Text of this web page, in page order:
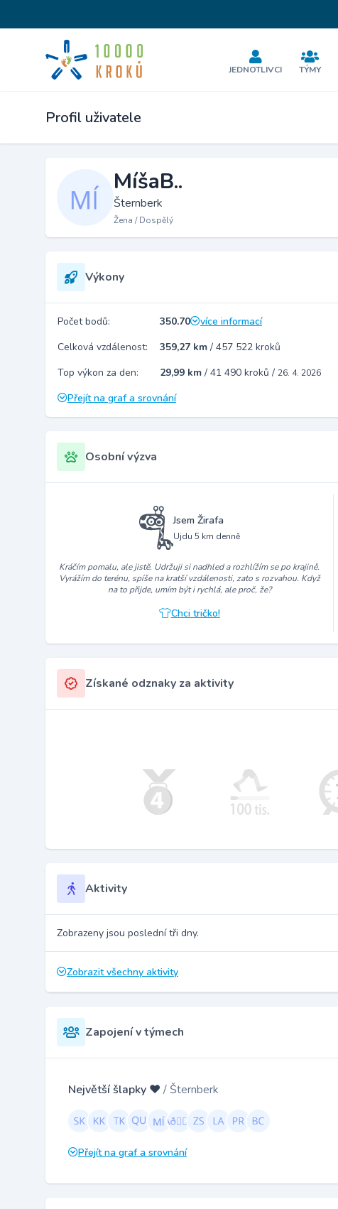
JEDNOTLIVCI TÝMY
Profil uživatele
MíšaB..
Šternberk
Žena / Dospělý
Výkony
Počet bodů: 350.70
více informací
Celková vzdálenost:
359,27 km / 457 522 kroků
Top výkon za den:
29,99 km / 41 490 kroků / 26. 4. 2026
Přejít na graf a srovnání
Osobní výzva
Jsem Žirafa
Ujdu 5 km denně
Kráčím pomalu, ale jistě. Udržuji si nadhled a rozhlížím se po krajině.
Vyrážím do terénu, spíše na kratší vzdálenosti, zato s rozvahou. Když
na to přijde, umím být i rychlá, ale proč, že?
Chci tričko!
Získané odznaky za aktivity
Aktivity
Zobrazeny jsou poslední tři dny.
Zobrazit všechny aktivity
Zapojení v týmech
Největší šlapky ❤️ / Šternberk
Přejít na graf a srovnání